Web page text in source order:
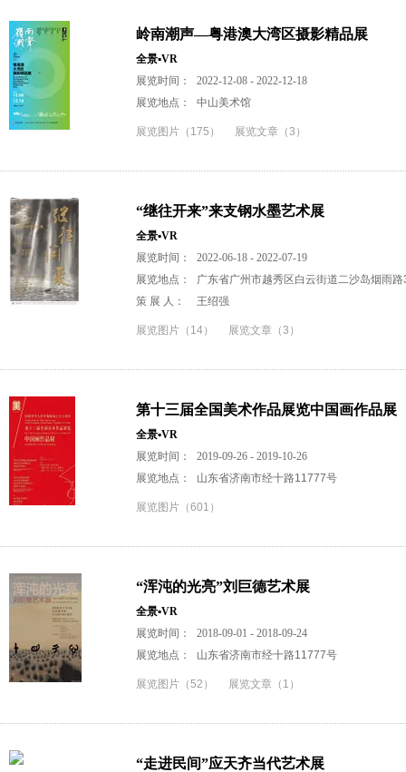
岭南潮声—粤港澳大湾区摄影精品展
全景▪VR
展览时间：
2022-12-08 - 2022-12-18
展览地点：
中山美术馆
展览图片（175） 展览文章（3）
“继往开来”来支钢水墨艺术展
全景▪VR
展览时间：
2022-06-18 - 2022-07-19
展览地点：
广东省广州市越秀区白云街道二沙岛烟雨
策 展 人：
王绍强
展览图片（14） 展览文章（3）
第十三届全国美术作品展览中国画作品展
全景▪VR
展览时间：
2019-09-26 - 2019-10-26
展览地点：
山东省济南市经十路11777号
展览图片（601）
“浑沌的光亮”刘巨德艺术展
全景▪VR
展览时间：
2018-09-01 - 2018-09-24
展览地点：
山东省济南市经十路11777号
展览图片（52） 展览文章（1）
“走进民间”应天齐当代艺术展